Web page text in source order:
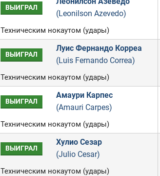
ВЫИГРАЛ
(Leonilson Azevedo)
Техническим нокаутом (удары)
ВЫИГРАЛ
Луис Фернандо Корреа
(Luis Fernando Correa)
Техническим нокаутом (удары)
ВЫИГРАЛ
Амаури Карпес
(Amauri Carpes)
Техническим нокаутом (удары)
ВЫИГРАЛ
Хулио Сезар
(Julio Cesar)
Техническим нокаутом (удары)